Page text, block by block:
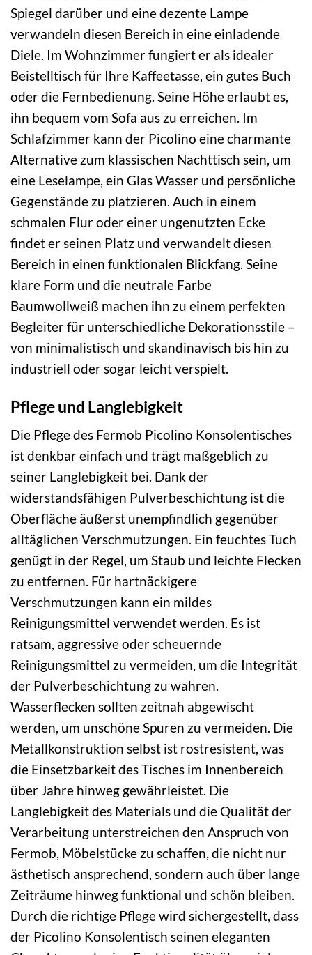
Spiegel darüber und eine dezente Lampe
verwandeln diesen Bereich in eine einladende
Diele. Im Wohnzimmer fungiert er als idealer
Beistelltisch für Ihre Kaffeetasse, ein gutes Buch
oder die Fernbedienung. Seine Höhe erlaubt es,
ihn bequem vom Sofa aus zu erreichen. Im
Schlafzimmer kann der Picolino eine charmante
Alternative zum klassischen Nachttisch sein, um
eine Leselampe, ein Glas Wasser und persönliche
Gegenstände zu platzieren. Auch in einem
schmalen Flur oder einer ungenutzten Ecke
findet er seinen Platz und verwandelt diesen
Bereich in einen funktionalen Blickfang. Seine
klare Form und die neutrale Farbe
Baumwollweiß machen ihn zu einem perfekten
Begleiter für unterschiedliche Dekorationsstile –
von minimalistisch und skandinavisch bis hin zu
industriell oder sogar leicht verspielt.
Pflege und Langlebigkeit
Die Pflege des Fermob Picolino Konsolentisches
ist denkbar einfach und trägt maßgeblich zu
seiner Langlebigkeit bei. Dank der
widerstandsfähigen Pulverbeschichtung ist die
Oberfläche äußerst unempfindlich gegenüber
alltäglichen Verschmutzungen. Ein feuchtes Tuch
genügt in der Regel, um Staub und leichte Flecken
zu entfernen. Für hartnäckigere
Verschmutzungen kann ein mildes
Reinigungsmittel verwendet werden. Es ist
ratsam, aggressive oder scheuernde
Reinigungsmittel zu vermeiden, um die Integrität
der Pulverbeschichtung zu wahren.
Wasserflecken sollten zeitnah abgewischt
werden, um unschöne Spuren zu vermeiden. Die
Metallkonstruktion selbst ist rostresistent, was
die Einsetzbarkeit des Tisches im Innenbereich
über Jahre hinweg gewährleistet. Die
Langlebigkeit des Materials und die Qualität der
Verarbeitung unterstreichen den Anspruch von
Fermob, Möbelstücke zu schaffen, die nicht nur
ästhetisch ansprechend, sondern auch über lange
Zeiträume hinweg funktional und schön bleiben.
Durch die richtige Pflege wird sichergestellt, dass
der Picolino Konsolentisch seinen eleganten